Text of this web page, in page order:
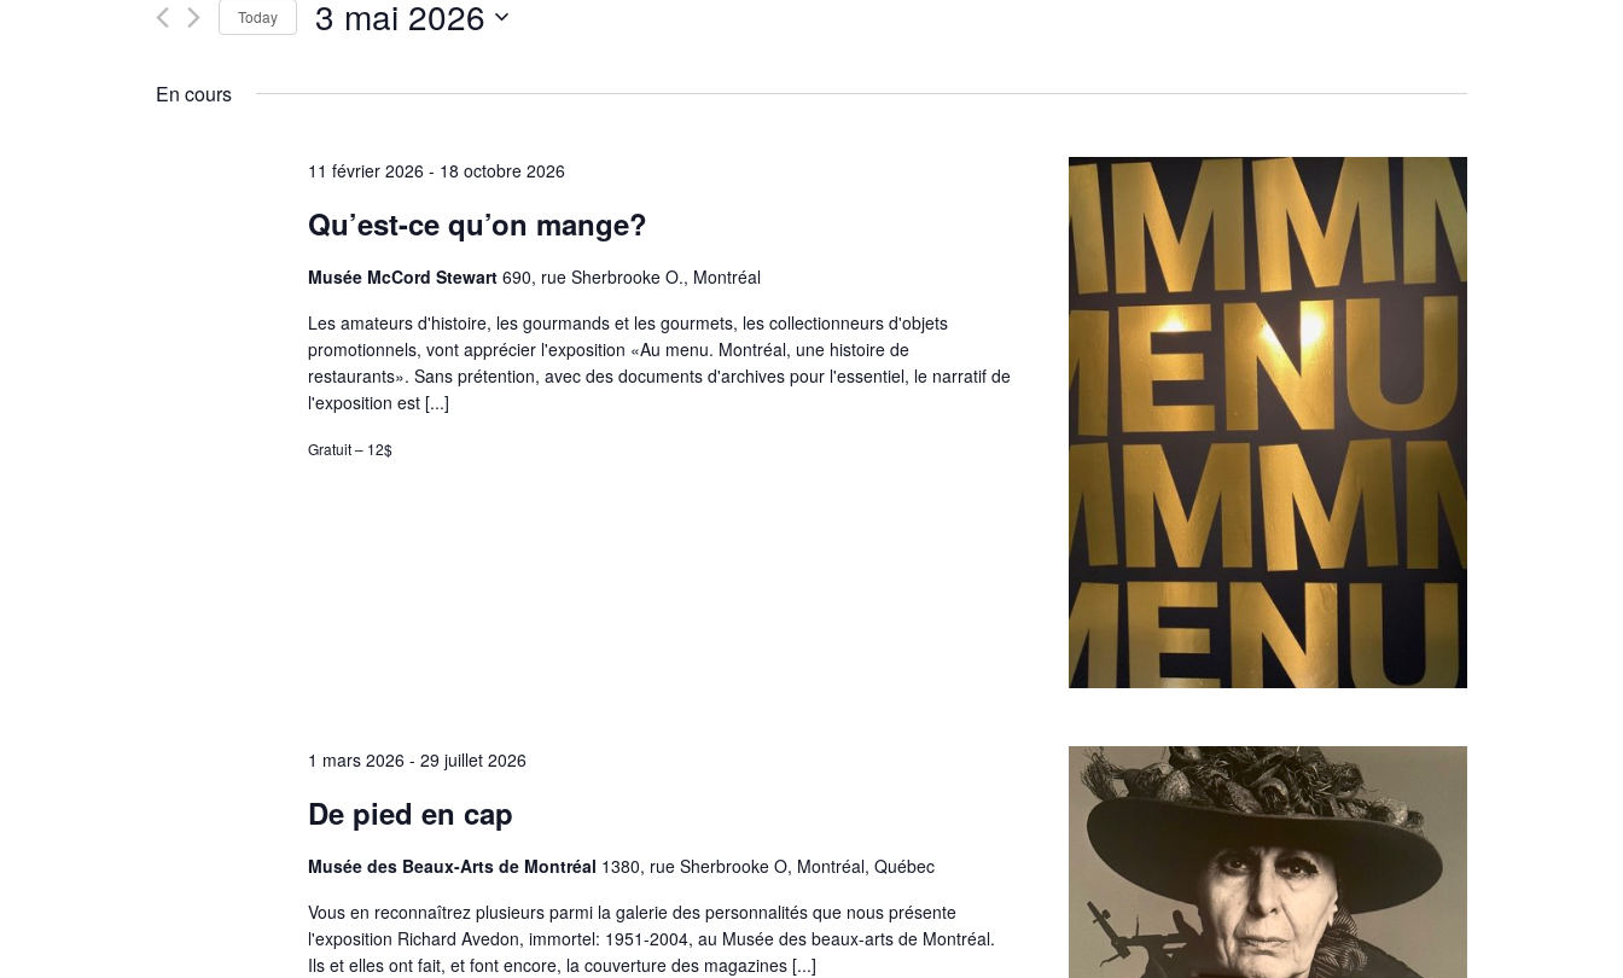
and
Views
for
by
Today 3 mai 2026
date.
En cours
11 février 2026 - 18 octobre 2026
Qu’est-ce qu’on mange?
Musée McCord Stewart 690, rue Sherbrooke O., Montréal
Les amateurs d'histoire, les gourmands et les gourmets, les collectionneurs d'objets
promotionnels, vont apprécier l'exposition «Au menu. Montréal, une histoire de
restaurants». Sans prétention, avec des documents d'archives pour l'essentiel, le narratif de
l'exposition est [...]
Gratuit – 12$
1 mars 2026 - 29 juillet 2026
De pied en cap
Musée des Beaux-Arts de Montréal 1380, rue Sherbrooke O, Montréal, Québec
Vous en reconnaîtrez plusieurs parmi la galerie des personnalités que nous présente
l'exposition Richard Avedon, immortel: 1951-2004, au Musée des beaux-arts de Montréal.
Ils et elles ont fait, et font encore, la couverture des magazines [...]